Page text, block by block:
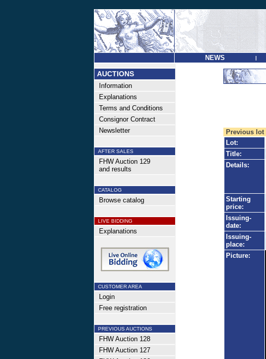
NEWS |
AUCTIONS
Information
Explanations
Terms and Conditions
Consignor Contract
Newsletter
AFTER SALES
FHW Auction 129
and results
CATALOG
Browse catalog
LIVE BIDDING
Explanations
CUSTOMER AREA
Login
Free registration
PREVIOUS AUCTIONS
FHW Auction 128
FHW Auction 127
Previous lot
Lot:
Title:
Details:
Starting
price:
Issuing-
date:
Issuing-
place:
Picture: